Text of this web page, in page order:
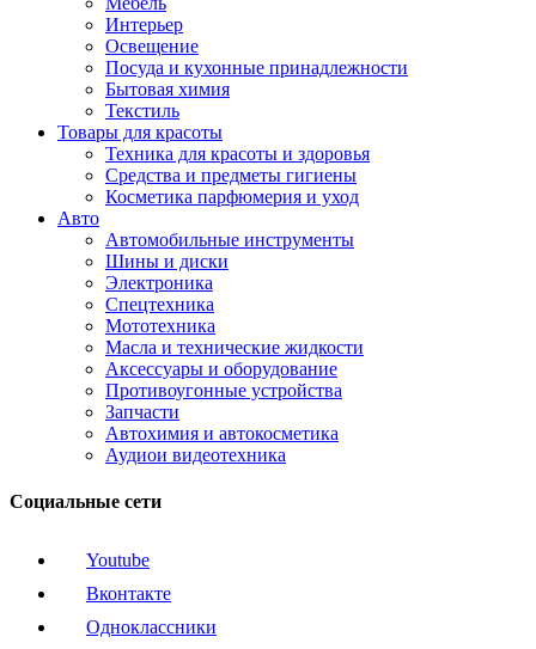
Интерьер
Освещение
Посуда и кухонные принадлежности
Бытовая химия
Текстиль
Товары для красоты
Техника для красоты и здоровья
Средства и предметы гигиены
Косметика парфюмерия и уход
Авто
Автомобильные инструменты
Шины и диски
Электроника
Спецтехника
Мототехника
Масла и технические жидкости
Аксессуары и оборудование
Противоугонные устройства
Запчасти
Автохимия и автокосметика
Аудиои видеотехника
Социальные сети
Youtube
Вконтакте
Одноклассники